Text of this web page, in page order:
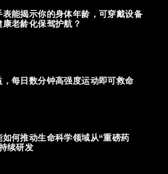
表能揭示你的身体年龄，可穿戴设备
康老龄化保驾护航？
，每日数分钟高强度运动即可救命
如何推动生命科学领域从“重磅药
续研发